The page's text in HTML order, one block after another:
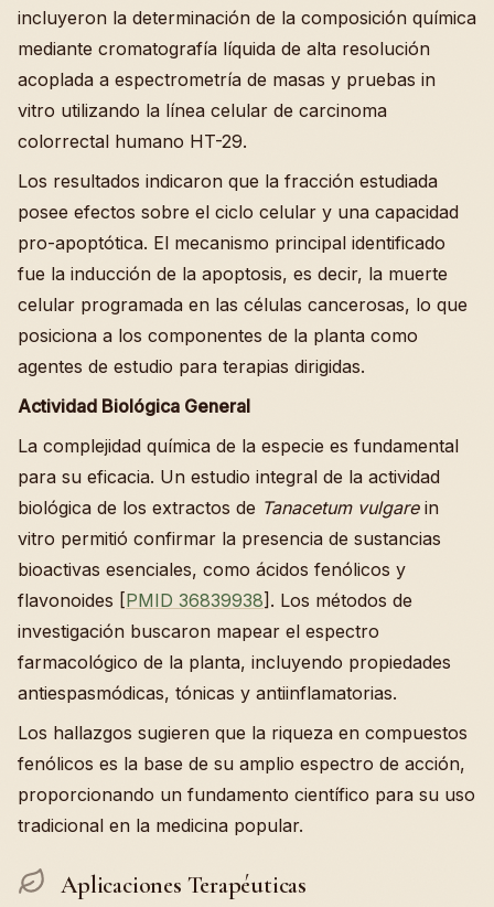
incluyeron la determinación de la composición química
mediante cromatografía líquida de alta resolución
acoplada a espectrometría de masas y pruebas in
vitro utilizando la línea celular de carcinoma
colorrectal humano HT-29.
Los resultados indicaron que la fracción estudiada
posee efectos sobre el ciclo celular y una capacidad
pro-apoptótica. El mecanismo principal identificado
fue la inducción de la apoptosis, es decir, la muerte
celular programada en las células cancerosas, lo que
posiciona a los componentes de la planta como
agentes de estudio para terapias dirigidas.
Actividad Biológica General
La complejidad química de la especie es fundamental
para su eficacia. Un estudio integral de la actividad
biológica de los extractos de Tanacetum vulgarein
vitro permitió confirmar la presencia de sustancias
bioactivas esenciales, como ácidos fenólicos y
flavonoides [PMID 36839938]. Los métodos de
investigación buscaron mapear el espectro
farmacológico de la planta, incluyendo propiedades
antiespasmódicas, tónicas y antiinflamatorias.
Los hallazgos sugieren que la riqueza en compuestos
fenólicos es la base de su amplio espectro de acción,
proporcionando un fundamento científico para su uso
tradicional en la medicina popular.
Aplicaciones Terapéuticas